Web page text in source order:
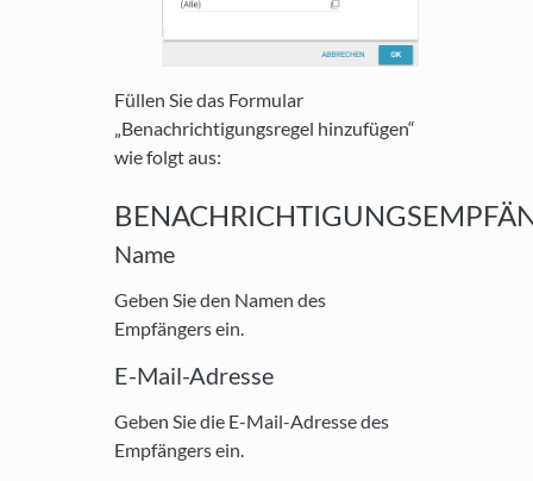
Füllen Sie das Formular
„Benachrichtigungsregel hinzufügen“
wie folgt aus:
Name
Geben Sie den Namen des
Empfängers ein.
E-Mail-Adresse
Geben Sie die E-Mail-Adresse des
Empfängers ein.